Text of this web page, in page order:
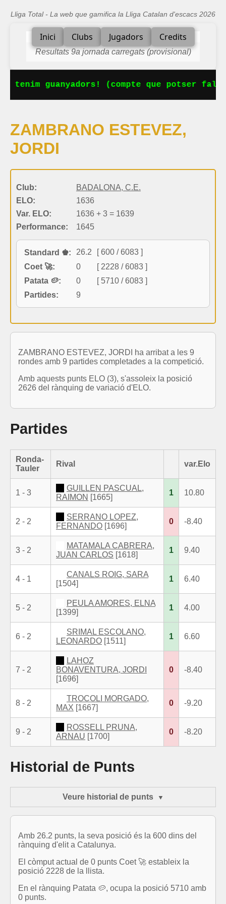
Lliga Total - La web que gamifica la Lliga Catalan d'escacs 2026
Inici Clubs Jugadors Credits
Resultats 9a jornada carregats (provisional)
tenim guanyadors! (compte que potser
ZAMBRANO ESTEVEZ,
JORDI
Club:
BADALONA, C.E.
ELO:
1636
Var. ELO:
1636 + 3 = 1639
Performance:
1645
Standard ♚: 26.2
[ 600 / 6083 ]
Coet 🚀:
0
[ 2228 / 6083 ]
Patata 🥔:
0
[ 5710 / 6083 ]
Partides:
9
ZAMBRANO ESTEVEZ, JORDI ha arribat a les 9
rondes amb 9 partides completades a la competició.
Amb aquests punts ELO (3), s'assoleix la posició
2626 del rànquing de variació d'ELO.
Partides
Ronda-
Tauler
Rival var.Elo
1 - 3
GUILLEN PASCUAL,
RAIMON [1665]
1 10.80
2 - 2
SERRANO LOPEZ,
FERNANDO [1696]
0 -8.40
3 - 2
MATAMALA CABRERA,
JUAN CARLOS [1618]
1 9.40
4 - 1
CANALS ROIG, SARA
[1504]
1 6.40
5 - 2
PEULA AMORES, ELNA
[1399]
1 4.00
6 - 2
SRIMAL ESCOLANO,
LEONARDO [1511]
1 6.60
7 - 2
LAHOZ
BONAVENTURA, JORDI
[1696]
0 -8.40
8 - 2
TROCOLI MORGADO,
MAX [1667]
0 -9.20
9 - 2
ROSSELL PRUNA,
ARNAU [1700]
0 -8.20
Historial de Punts
Veure historial de punts
Amb 26.2 punts, la seva posició és la 600 dins del
rànquing d'elit a Catalunya.
El còmput actual de 0 punts Coet 🚀 estableix la
posició 2228 de la llista.
En el rànquing Patata 🥔, ocupa la posició 5710 amb
0 punts.